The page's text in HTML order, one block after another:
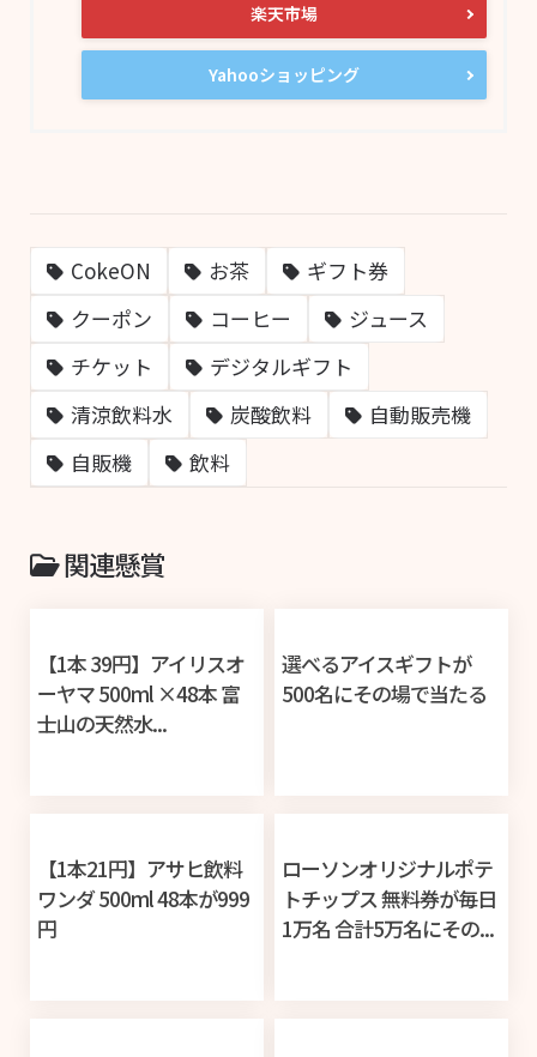
楽天市場
Yahooショッピング
CokeON お茶
ギフト券
クーポン
コーヒー
ジュース
チケット
デジタルギフト
清涼飲料水
炭酸飲料
自動販売機
自販機
飲料
関連懸賞
【1本 39円】アイリスオ
ーヤマ 500ml ×48本 富
士山の天然水...
選べるアイスギフトが
500名にその場で当たる
【1本21円】アサヒ飲料
ワンダ 500ml 48本が999
円
ローソンオリジナルポテ
トチップス 無料券が毎日
1万名 合計5万名にその...